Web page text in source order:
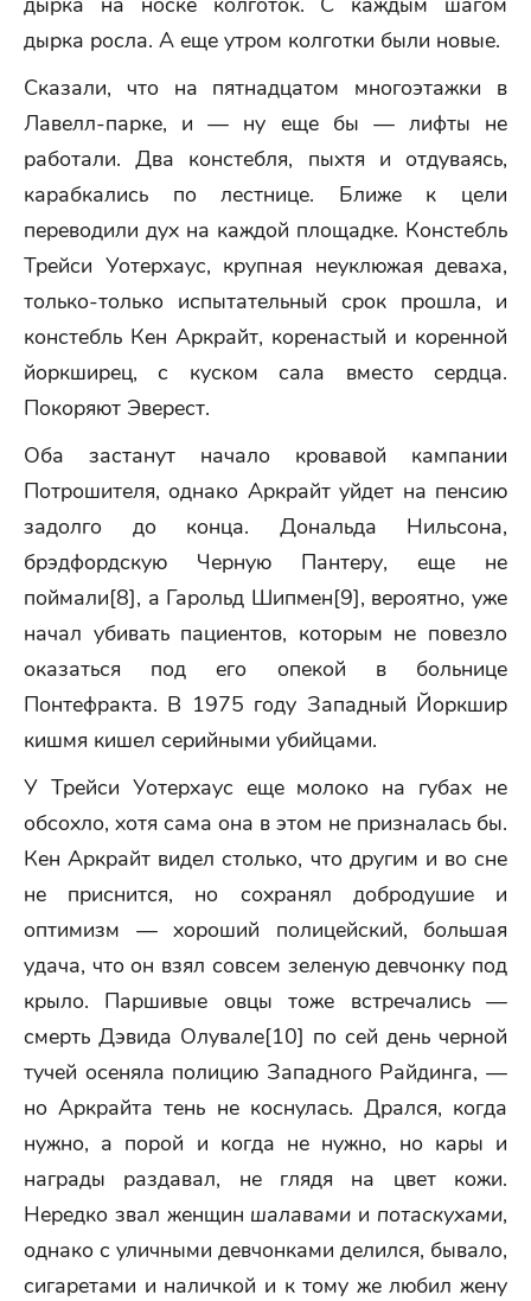
дырка росла. А еще утром колготки были новые.
Сказали, что на пятнадцатом многоэтажки в
Лавелл-парке, и — ну еще бы — лифты не
работали. Два констебля, пыхтя и отдуваясь,
карабкались по лестнице. Ближе к цели
переводили дух на каждой площадке. Констебль
Трейси Уотерхаус, крупная неуклюжая деваха,
только-только испытательный срок прошла, и
констебль Кен Аркрайт, коренастый и коренной
йоркширец, с куском сала вместо сердца.
Покоряют Эверест.
Оба застанут начало кровавой кампании
Потрошителя, однако Аркрайт уйдет на пенсию
задолго до конца. Дональда Нильсона,
брэдфордскую Черную Пантеру, еще не
поймали[8], а Гарольд Шипмен[9], вероятно, уже
начал убивать пациентов, которым не повезло
оказаться под его опекой в больнице
Понтефракта. В 1975 году Западный Йоркшир
кишмя кишел серийными убийцами.
У Трейси Уотерхаус еще молоко на губах не
обсохло, хотя сама она в этом не призналась бы.
Кен Аркрайт видел столько, что другим и во сне
не приснится, но сохранял добродушие и
оптимизм — хороший полицейский, большая
удача, что он взял совсем зеленую девчонку под
крыло. Паршивые овцы тоже встречались —
смерть Дэвида Олувале[10] по сей день черной
тучей осеняла полицию Западного Райдинга, —
но Аркрайта тень не коснулась. Дрался, когда
нужно, а порой и когда не нужно, но кары и
награды раздавал, не глядя на цвет кожи.
Нередко звал женщин шалавами и потаскухами,
однако с уличными девчонками делился, бывало,
сигаретами и наличкой и к тому же любил жену